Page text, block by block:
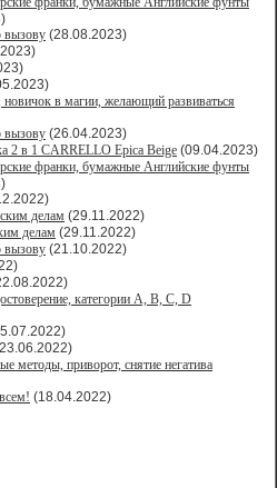
вызову (28.08.2023)
в магии, желающий развиваться
вызову (26.04.2023)
2 в 1 CARRELLO Epica Beige (09.04.2023)
франки, бумажные Английские фунты
делам (29.11.2022)
делам (29.11.2022)
вызову (21.10.2022)
категории A, B, C, D
методы, приворот, снятие негатива
(18.04.2022)